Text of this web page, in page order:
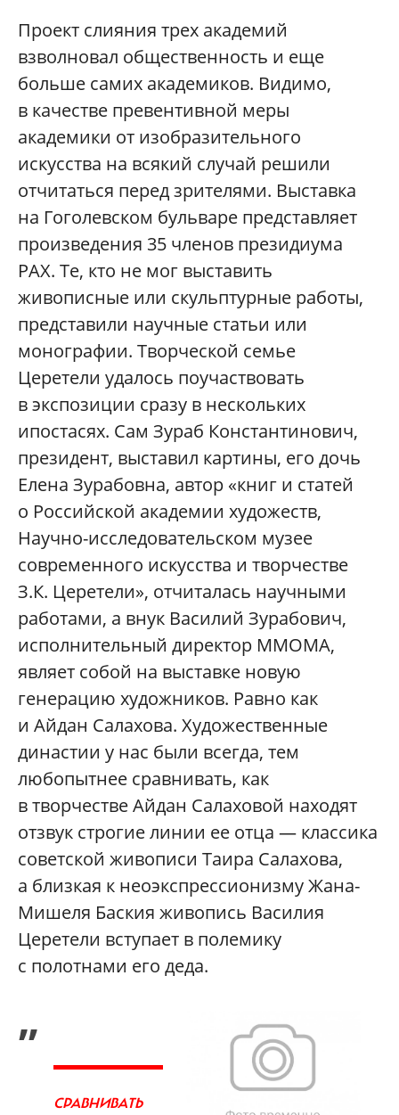
Проект слияния трех академий
взволновал общественность и еще
больше самих академиков. Видимо,
в качестве превентивной меры
академики от изобразительного
искусства на всякий случай решили
отчитаться перед зрителями. Выставка
на Гоголевском бульваре представляет
произведения 35 членов президиума
РАХ. Те, кто не мог выставить
живописные или скульптурные работы,
представили научные статьи или
монографии. Творческой семье
Церетели удалось поучаствовать
в экспозиции сразу в нескольких
ипостасях. Сам Зураб Константинович,
президент, выставил картины, его дочь
Елена Зурабовна, автор «книг и статей
о Российской академии художеств,
Научно-исследовательском музее
современного искусства и творчестве
З.К. Церетели», отчиталась научными
работами, а внук Василий Зурабович,
исполнительный директор ММОМА,
являет собой на выставке новую
генерацию художников. Равно как
и Айдан Салахова. Художественные
династии у нас были всегда, тем
любопытнее сравнивать, как
в творчестве Айдан Салаховой находят
отзвук строгие линии ее отца — классика
советской живописи Таира Салахова,
а близкая к неоэкспрессионизму Жана-
Мишеля Баския живопись Василия
Церетели вступает в полемику
с полотнами его деда.
„
СРАВНИВАТЬ